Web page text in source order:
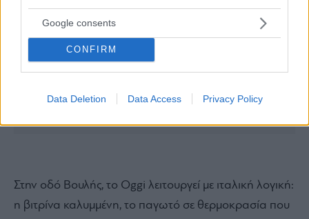
Google consents
CONFIRM
Data Deletion Data Access Privacy Policy
Στην οδό Βουλής, το Oggi λειτουργεί με ιταλική λογική:
η βιτρίνα καλυμμένη, το παγωτό σε θερμοκρασία που